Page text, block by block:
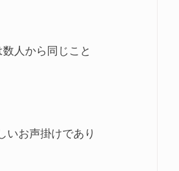
人から同じこと
いお声掛けであり